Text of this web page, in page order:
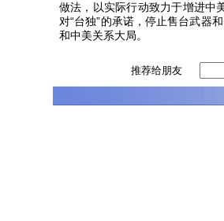
做法，以实际行动致力于增进中
对“台独”的承诺，停止售台武器
和中美关系大局。
推荐给朋友